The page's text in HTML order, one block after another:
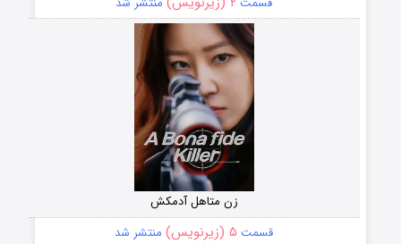
زن متاهل آدمکش
قسمت ۵ (زیرنویس) منتشر شد